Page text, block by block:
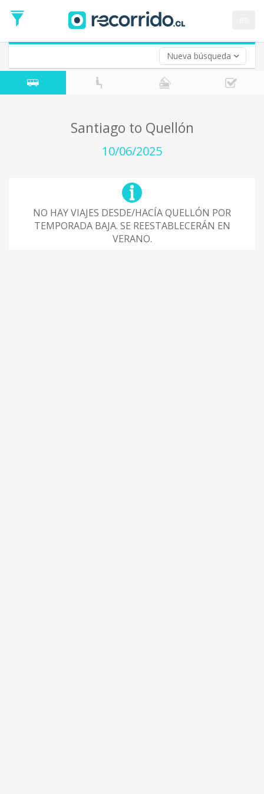
Nueva búsqueda
Date
Return trip (opt)
Return
Date
Santiago to Quellón
10/06/2025
NO HAY VIAJES DESDE/HACÍA QUELLÓN POR
TEMPORADA BAJA. SE REESTABLECERÁN EN
VERANO.